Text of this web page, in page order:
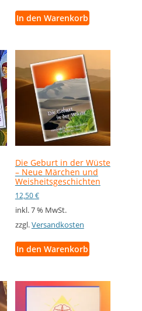
In den Warenkorb
Die Geburt in der Wüste
– Neue Märchen und
Weisheitsgeschichten
12,50€
inkl. 7 % MwSt.
zzgl.Versandkosten
In den Warenkorb